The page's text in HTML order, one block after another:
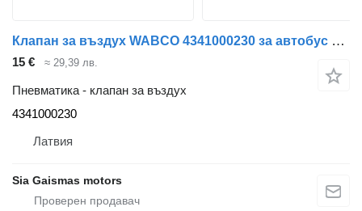
Клапан за въздух WABCO 4341000230 за автобус Setra
15 € ≈ 29,39 лв.
Пневматика - клапан за въздух
4341000230
Латвия
Sia Gaismas motors